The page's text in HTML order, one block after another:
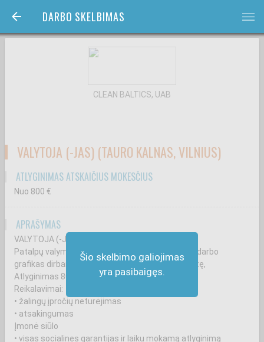
DARBO SKELBIMAS bars
Šio skelbimo galiojimas
yra pasibaigęs.
CLEAN BALTICS, UAB
VALYTOJA (-JAS) (TAURO KALNAS, VILNIUS)
ATLYGINIMAS ATSKAIČIUS MOKESČIUS
Nuo 800 €
APRAŠYMAS
VALYTOJA (-JAS) (TAURO KALNAS, VILNIUS)
Patalpų valymas ir švaros palaikymas. Lankstus darbo
grafikas dirbant sutartu metu 2 kartus per savaitę,
Atlyginimas 800,00 Eur iki mokesčių.
Reikalavimai:
• žalingų įpročių neturėjimas
• atsakingumas
Įmonė siūlo
• visas socialines garantijas ir laiku mokamą atlyginimą